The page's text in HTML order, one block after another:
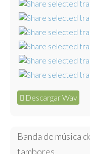
Descargar Wav
Banda de música
tambores